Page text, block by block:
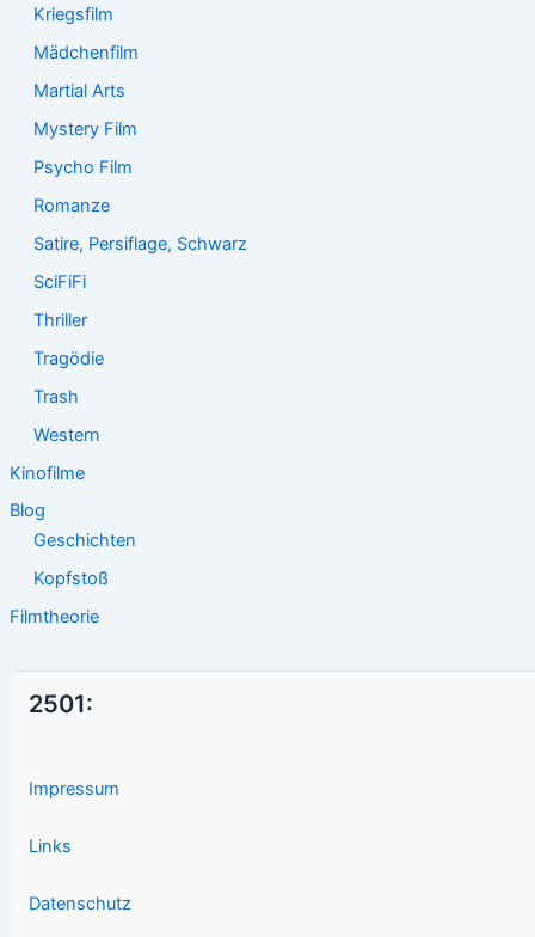
Kriegsfilm
Mädchenfilm
Martial Arts
Mystery Film
Psycho Film
Romanze
Satire, Persiflage, Schwarz
SciFiFi
Thriller
Tragödie
Trash
Western
Kinofilme
Blog
Geschichten
Kopfstoß
Filmtheorie
2501:
Impressum
Links
Datenschutz